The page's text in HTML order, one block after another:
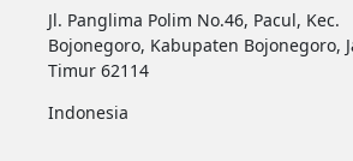
Jl. Panglima Polim No.46, Pacul, Kec.
Bojonegoro, Kabupaten Bojonegoro,
Timur 62114
Indonesia